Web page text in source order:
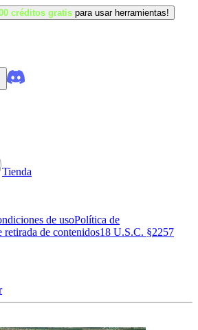
créditos gratis para usar herramientas!
Tienda
de usoPolítica de
retirada de contenidos18 U.S.C. §2257